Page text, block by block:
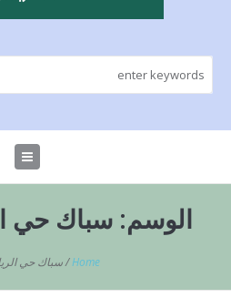
الوسم: سباك حي
Home
/سباك حي